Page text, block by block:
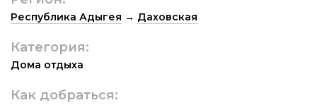
Республика Адыгея → Даховская
Категория:
Дома отдыха
Как добраться: